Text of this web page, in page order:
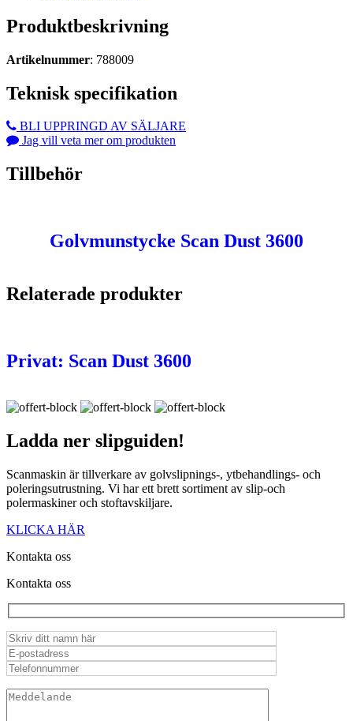
Produktbeskrivning
Artikelnummer: 788009
Teknisk specifikation
BLI UPPRINGD AV SÄLJARE
Jag vill veta mer om produkten
Tillbehör
Golvmunstycke Scan Dust 3600
Relaterade produkter
Privat: Scan Dust 3600
Ladda ner slipguiden!
Scanmaskin är tillverkare av golvslipnings-, ytbehandlings- och
poleringsutrustning. Vi har ett brett sortiment av slip-och
polermaskiner och stoftavskiljare.
KLICKA HÄR
Kontakta oss
Kontakta oss